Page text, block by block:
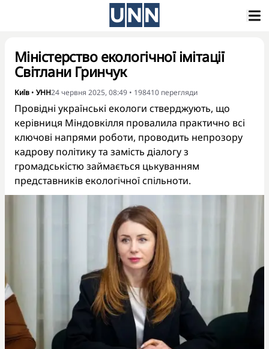
Міністерство екологічної імітації
Світлани Гринчук
Київ • УНН24 червня 2025, 08:49 • 198410 перегляди
Провідні українські екологи стверджують, що
керівниця Міндовкілля провалила практично всі
ключові напрями роботи, проводить непрозору
кадрову політику та замість діалогу з
громадськістю займається цькуванням
представників екологічної спільноти.